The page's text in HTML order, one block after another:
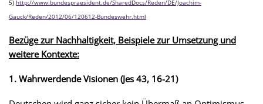
5) http://www.bundespraesident.de/SharedDocs/Reden/DE/Joachim-
Gauck/Reden/2012/06/120612-Bundeswehr.html
Bezüge zur Nachhaltigkeit, Beispiele zur Umsetzung und
weitere Kontexte:
1. Wahrwerdende Visionen (Jes 43, 16-21)